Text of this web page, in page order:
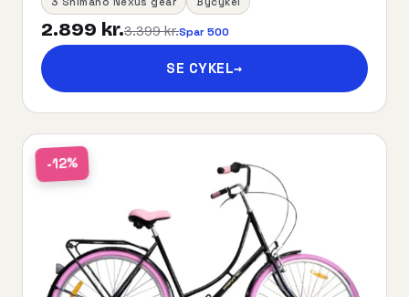
2.899 kr.3.399 kr.Spar 500
SE CYKEL→
-12%